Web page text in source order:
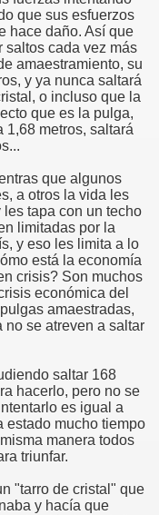
que sus esfuerzos
hace daño. Así que
saltos cada vez más
amaestramiento, su
y ya nunca saltará
o incluso que la
que es la pulga,
1,68 metros, saltará
que algunos
a otros la vida les
tapa con un techo
limitadas por la
y eso les limita a lo
está la economía
crisis? Son muchos
económica del
amaestradas,
no se atreven a saltar
saltar 168
hacerlo, pero no se
es igual a
estado mucho tiempo
manera todos
triunfar.
"tarro de cristal" que
y hacía que